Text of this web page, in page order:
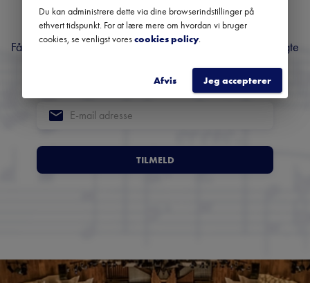
musik
Få overblik over kommende koncerter, festivaler og udvalgte
anbefalinger fra hele landet.
TILMELD
Du kan administrere dette via dine browserindstillinger på
ethvert tidspunkt. For at lære mere om hvordan vi bruger
cookies, se venligst vorescookies policy.
Afvis Jeg accepterer